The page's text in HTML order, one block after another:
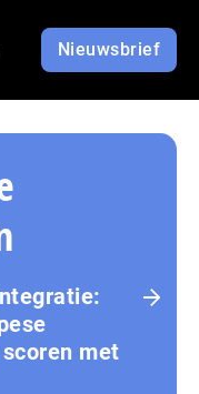
Nieuwsbrief
met